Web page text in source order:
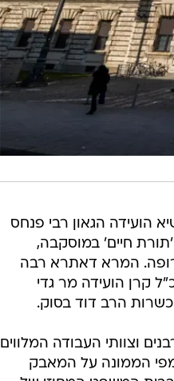
הועידה הגאון רבי פנחס
חיים' במוסקבה,
המרא דאתרא רבה
קרן הועידה מר גדי
הרב דוד בסוק.
וצוותי העבודה המלווים
הממונה על המאבק